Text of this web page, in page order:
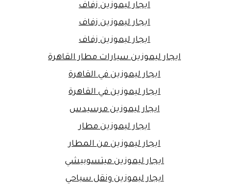
ايجار ليموزين زفاف
ايجار ليموزين زفاف
ايجار ليموزين زفاف
ايجار ليموزين سيارات مطار القاهرة
ايجار ليموزين في القاهرة
ايجار ليموزين في القاهرة
ايجار ليموزين مرسيدس
ايجار ليموزين مطار
ايجار ليموزين من المطار
ايجار ليموزين ميتسوبيشي
ايجار ليموزين ونقل سياحي